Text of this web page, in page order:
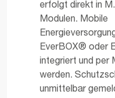
erfolgt direkt in
Modulen. Mobile
EverBOX® oder
integriert und per
werden.
unmittelbar